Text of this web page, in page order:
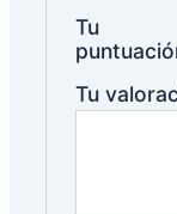
Tu
Tu